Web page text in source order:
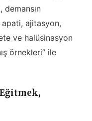
apati, ajitasyon,
ve halüsinasyon
örnekleri” ile